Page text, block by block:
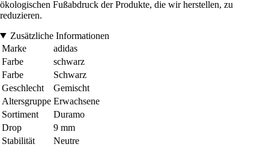
ökologischen Fußabdruck der Produkte, die wir herstellen, zu
reduzieren.
Zusätzliche Informationen
Marke
adidas
Farbe
schwarz
Farbe
Schwarz
Geschlecht
Gemischt
Altersgruppe Erwachsene
Sortiment
Duramo
Drop
9 mm
Stabilität
Neutre